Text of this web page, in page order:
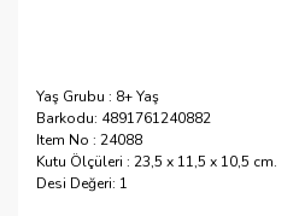
Yaş Grubu : 8+ Yaş
Barkodu: 4891761240882
Item No : 24088
Kutu Ölçüleri : 23,5 x 11,5 x 10,5 cm.
Desi Değeri: 1